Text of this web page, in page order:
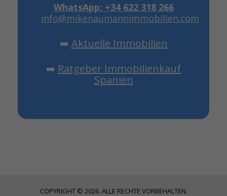
WhatsApp: +34 622 318 266
info@mikenaumannimmobilien.com
➡️ Aktuelle Immobilien
➡️ Ratgeber Immobilienkauf
Spanien
COPYRIGHT © 2026. ALLE RECHTE VORBEHALTEN.